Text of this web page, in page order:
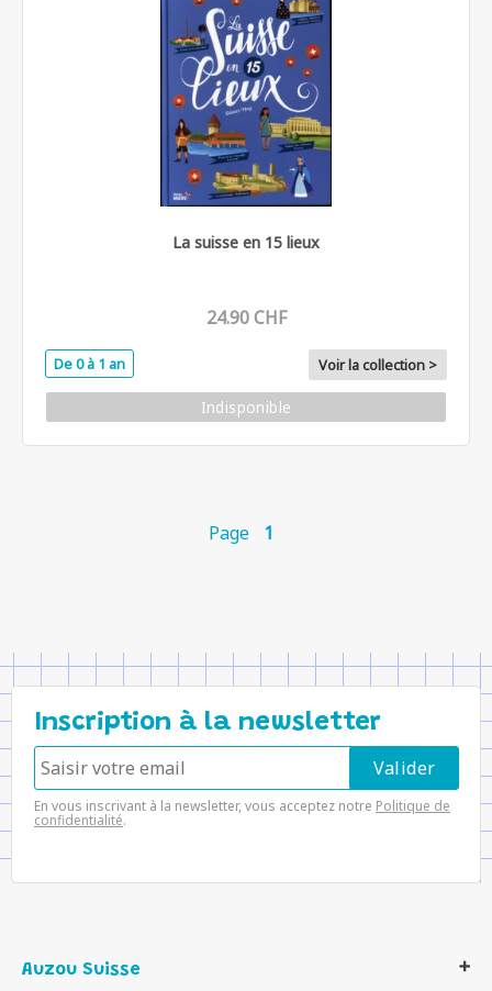
La suisse en 15 lieux
24.90 CHF
De 0 à 1 an Voir la collection >
Indisponible
Page 1
Inscription à la newsletter
En vous inscrivant à la newsletter, vous acceptez notre Politique de
confidentialité.
Auzou Suisse